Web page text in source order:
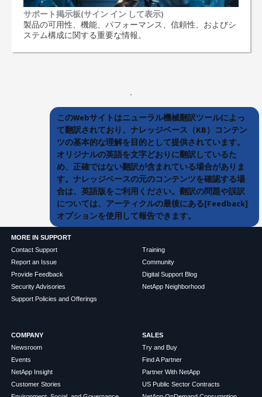
サポート掲示板(サイン イン して表示)
製品の可用性、機能、パフォーマンス、信頼性、およびシ
ステム構成に関する重要な情報。
このWebサイトはニューラル機械翻訳ツールによっ
て翻訳されており、ナレッジベース（KB）コンテン
ツの基本的な理解を目的として提供されています。
オリジナルの英語を文字どおりに翻訳しているた
め、正確ではない翻訳が含まれている場合がありま
す。ナレッジベースの元のコンテンツを確認する場
合は、英語版をご利用ください。翻訳の問題や誤訳
については、アーティクルの最後にある[Feedback]
オプションを使用して報告できます。
MORE IN SUPPORT
Contact Support
Report an Issue
Provide Feedback
Security Advisories
Support Policies and Offerings
Training
Community
Digital Support Blog
NetApp Neighborhood
COMPANY
Newsroom
Events
NetApp Insight
Customer Stories
SALES
Try and Buy
Find A Partner
Partner With NetApp
US Public Sector Contracts